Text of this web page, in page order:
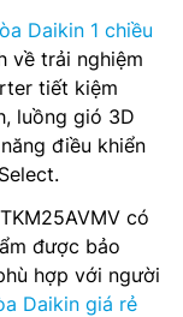
Daikin 1 chiều
về trải nghiệm
tiết kiệm
luồng gió 3D
điều khiển
có
được bảo
hợp với người
Daikin giá rẻ